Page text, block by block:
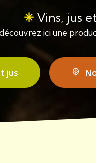
✳︎ Vins, jus
découvrez ici une
jus